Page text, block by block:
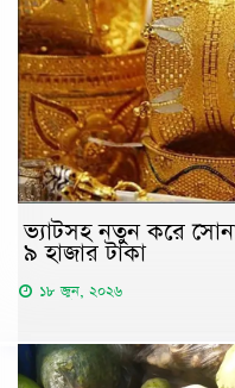
ভ্যাটসহ নতুন করে
৯ হাজার টাকা
১৮ জুন, ২০২৬